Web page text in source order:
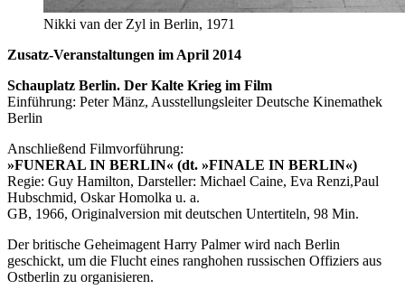
Nikki van der Zyl in Berlin, 1971
Zusatz-Veranstaltungen im April 2014
Schauplatz Berlin. Der Kalte Krieg im Film
Einführung: Peter Mänz, Ausstellungsleiter Deutsche Kinemathek
Berlin
Anschließend Filmvorführung:
»FUNERAL IN BERLIN« (dt. »FINALE IN BERLIN«)
Regie: Guy Hamilton, Darsteller: Michael Caine, Eva Renzi,Paul
Hubschmid, Oskar Homolka u. a.
GB, 1966, Originalversion mit deutschen Untertiteln, 98 Min.
Der britische Geheimagent Harry Palmer wird nach Berlin
geschickt, um die Flucht eines ranghohen russischen Offiziers aus
Ostberlin zu organisieren.